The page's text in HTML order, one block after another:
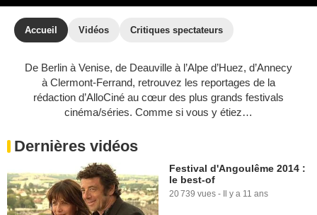
Accueil Vidéos Critiques spectateurs
De Berlin à Venise, de Deauville à l’Alpe d’Huez, d’Annecy
à Clermont-Ferrand, retrouvez les reportages de la
rédaction d’AlloCiné au cœur des plus grands festivals
cinéma/séries. Comme si vous y étiez…
Dernières vidéos
Festival d'Angoulême 2014 :
le best-of
20 739 vues - Il y a 11 ans